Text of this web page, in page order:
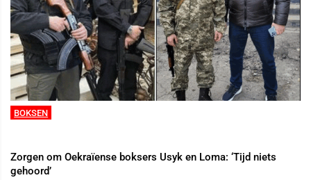
BOKSEN
Zorgen om Oekraïense boksers Usyk en Loma: ‘Tijd niets
gehoord’